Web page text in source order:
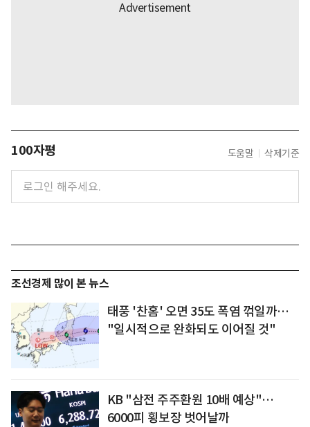
100자평 도움말 삭제기준
조선경제 많이 본 뉴스
태풍 '찬홈' 오면 35도 폭염 꺾일까…
"일시적으로 완화되도 이어질 것"
KB "삼전 주주환원 10배 예상"…
6000피 횡보장 벗어날까